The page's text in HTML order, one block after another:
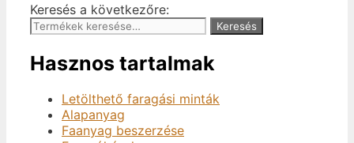
Keresés a következőre:
Keresés
Hasznos tartalmak
Letölthető faragási minták
Alapanyag
Faanyag beszerzése